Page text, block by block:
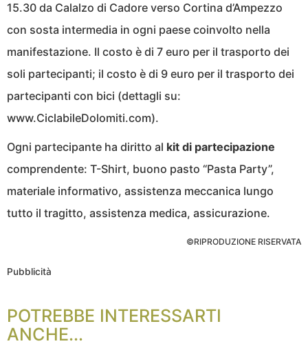
15.30 da Calalzo di Cadore verso Cortina d’Ampezzo
con sosta intermedia in ogni paese coinvolto nella
manifestazione. Il costo è di 7 euro per il trasporto dei
soli partecipanti; il costo è di 9 euro per il trasporto dei
partecipanti con bici (dettagli su:
www.CiclabileDolomiti.com).
Ogni partecipante ha diritto al kit di partecipazione
comprendente: T-Shirt, buono pasto “Pasta Party”,
materiale informativo, assistenza meccanica lungo
tutto il tragitto, assistenza medica, assicurazione.
©RIPRODUZIONE RISERVATA
Pubblicità
POTREBBE INTERESSARTI
ANCHE...